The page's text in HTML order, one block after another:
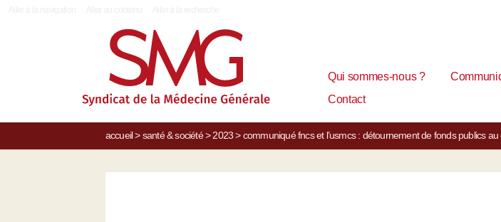
Qui sommes-nous ?
Contact
accueil> santé & société> 2023> communiqué fncs et l’usmcs : détournement de fonds publics